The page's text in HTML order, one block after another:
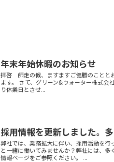
年末年始休暇のお知らせ
拝啓 師走の候、ますますご健勝のことと
ます。 さて、グリーン&ウォーター株式会
り休業日とさせ...
採用情報を更新しました。
弊社では、業務拡大に伴い、採用活動を行
と一緒に働いてみませんか？弊社には、
情報ページをご参照ください。 ...